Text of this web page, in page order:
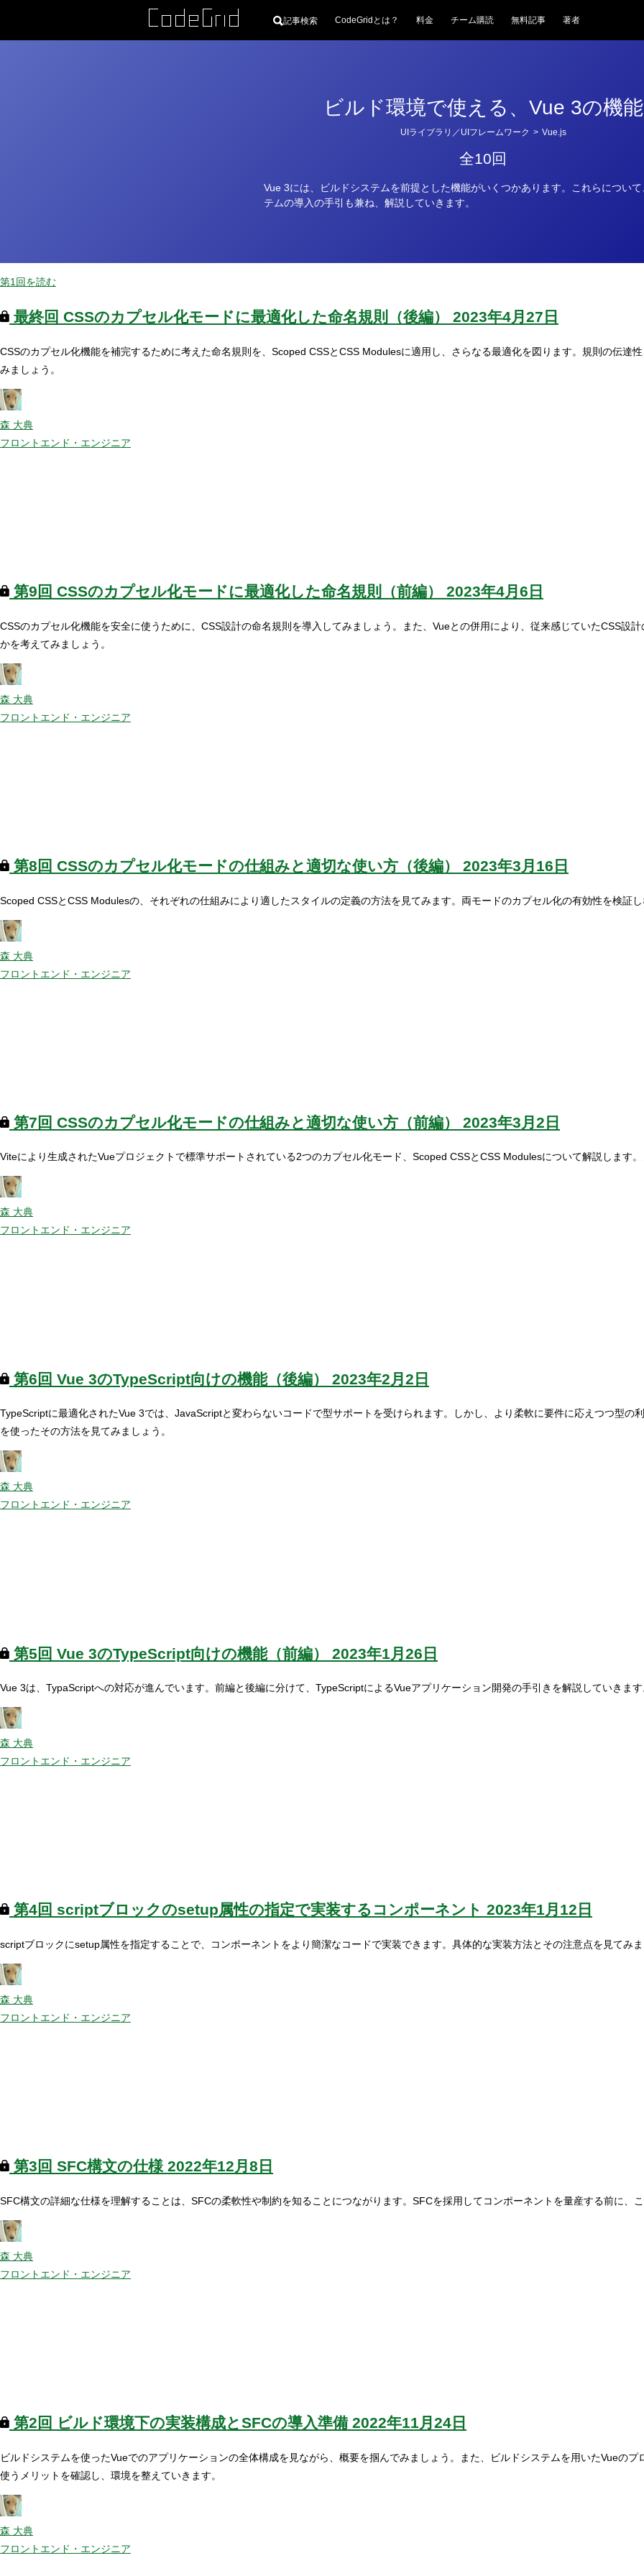
記事検索 CodeGridとは？ 料金 チーム購読 無料記事 著者
ビルド環境で使える、Vue 3の機能
ー
UIライブラリ／UIフレームワーク > Vue.js
全10回
Vue 3には、ビルドシステムを前提とした機能がいくつかあります。これらについて
テムの導入の手引も兼ね、解説していきます。
第1回を読む
最終回 CSSのカプセル化モードに最適化した命名規則（後編） 2023年4月27日
CSSのカプセル化機能を補完するために考えた命名規則を、Scoped CSSとCSS Modulesに適用し、さらなる最適化を図ります。規則の伝達
みましょう。
森 大典
フロントエンド・エンジニア
第9回 CSSのカプセル化モードに最適化した命名規則（前編） 2023年4月6日
CSSのカプセル化機能を安全に使うために、CSS設計の命名規則を導入してみましょう。また、Vueとの併用により、従来感じていたCSS設
かを考えてみましょう。
森 大典
フロントエンド・エンジニア
第8回 CSSのカプセル化モードの仕組みと適切な使い方（後編） 2023年3月16日
Scoped CSSとCSS Modulesの、それぞれの仕組みにより適したスタイルの定義の方法を見てみます。両モードのカプセル化の有効性を検証し
森 大典
フロントエンド・エンジニア
第7回 CSSのカプセル化モードの仕組みと適切な使い方（前編） 2023年3月2日
Viteにより生成されたVueプロジェクトで標準サポートされている2つのカプセル化モード、Scoped CSSとCSS Modulesについて解説します
森 大典
フロントエンド・エンジニア
第6回 Vue 3のTypeScript向けの機能（後編） 2023年2月2日
TypeScriptに最適化されたVue 3では、JavaScriptと変わらないコードで型サポートを受けられます。しかし、より柔軟に要件に応えつつ型
を使ったその方法を見てみましょう。
森 大典
フロントエンド・エンジニア
第5回 Vue 3のTypeScript向けの機能（前編） 2023年1月26日
Vue 3は、TypaScriptへの対応が進んでいます。前編と後編に分けて、TypeScriptによるVueアプリケーション開発の手引きを解説していきます
森 大典
フロントエンド・エンジニア
第4回 scriptブロックのsetup属性の指定で実装するコンポーネント 2023年1月12日
scriptブロックにsetup属性を指定することで、コンポーネントをより簡潔なコードで実装できます。具体的な実装方法とその注意点を見てみま
森 大典
フロントエンド・エンジニア
第3回 SFC構文の仕様 2022年12月8日
SFC構文の詳細な仕様を理解することは、SFCの柔軟性や制約を知ることにつながります。SFCを採用してコンポーネントを量産する前に、
森 大典
フロントエンド・エンジニア
第2回 ビルド環境下の実装構成とSFCの導入準備 2022年11月24日
ビルドシステムを使ったVueでのアプリケーションの全体構成を見ながら、概要を掴んでみましょう。また、ビルドシステムを用いたVueの
使うメリットを確認し、環境を整えていきます。
森 大典
フロントエンド・エンジニア